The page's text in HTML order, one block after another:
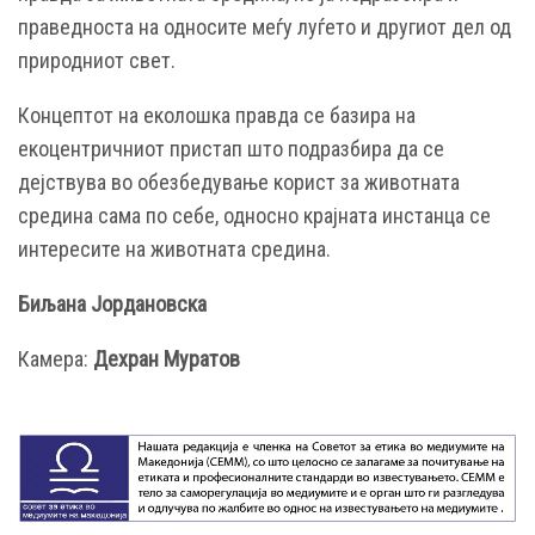
праведноста на односите меѓу луѓето и другиот дел од
природниот свет.
Концептот на еколошка правда се базира на
екоцентричниот пристап што подразбира да се
дејствува во обезбедување корист за животната
средина сама по себе, односно крајната инстанца се
интересите на животната средина.
Биљана Јордановска
Камера: Дехран Муратов